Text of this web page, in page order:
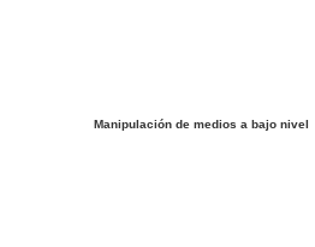
Manipulación de medios a bajo nivel